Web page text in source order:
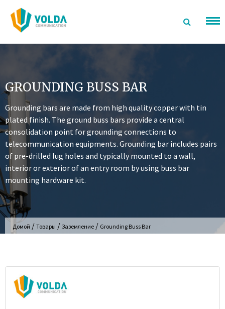
перейти
содержанию
GROUNDING BUSS BAR
Grounding bars are made from high quality copper with tin
plated finish. The ground buss bars provide a central
consolidation point for grounding connections to
telecommunication equipments. Grounding bar includes pairs
of pre-drilled lug holes and typically mounted to a wall,
interior or exterior of an entry room by using buss bar
mounting hardware kit.
Домой / Товары / Заземление / Grounding Buss Bar